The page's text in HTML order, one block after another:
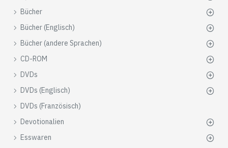
Bücher
Bücher (Englisch)
Bücher (andere Sprachen)
CD-ROM
DVDs
DVDs (Englisch)
DVDs (Französisch)
Devotionalien
Esswaren